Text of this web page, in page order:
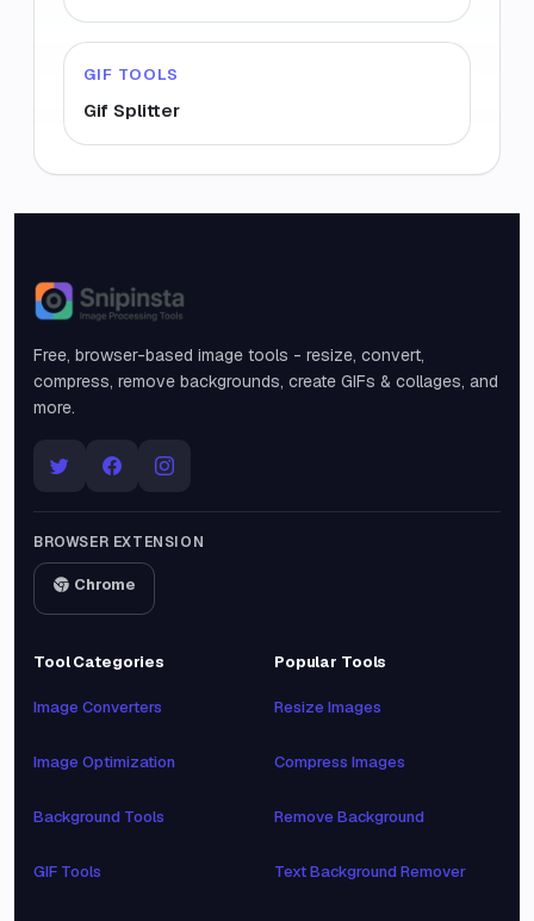
GIF TOOLS
Gif Splitter
Snipinsta
Free, browser-based image tools - resize, convert,
compress, remove backgrounds, create GIFs & collages, and
more.
BROWSER EXTENSION
Chrome
Tool Categories
Image Converters
Image Optimization
Background Tools
GIF Tools
Popular Tools
Resize Images
Compress Images
Remove Background
Text Background Remover